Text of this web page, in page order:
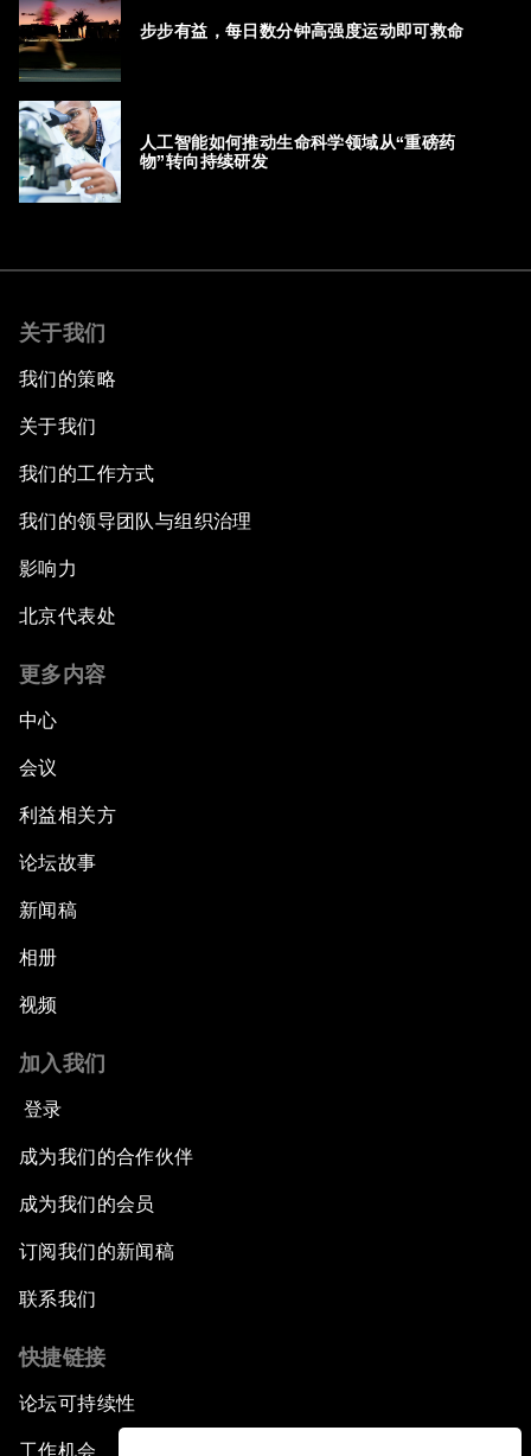
步步有益，每日数分钟高强度运动即可救命
人工智能如何推动生命科学领域从“重磅药
物”转向持续研发
关于我们
我们的策略
关于我们
我们的工作方式
我们的领导团队与组织治理
影响力
北京代表处
更多内容
中心
会议
利益相关方
论坛故事
新闻稿
相册
视频
加入我们
登录
成为我们的合作伙伴
成为我们的会员
订阅我们的新闻稿
联系我们
快捷链接
论坛可持续性
工作机会